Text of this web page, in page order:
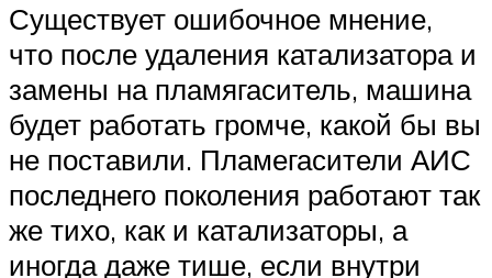
Существует ошибочное мнение,
что после удаления катализатора и
замены на пламягаситель, машина
будет работать громче, какой бы вы
не поставили. Пламегасители АИС
последнего поколения работают так
же тихо, как и катализаторы, а
иногда даже тише, если внутри